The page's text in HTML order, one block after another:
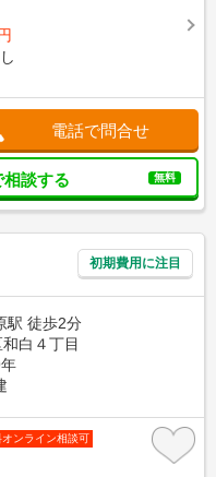
電話で問合せ
談する 無料
初期費用に注目
駅 徒歩2分
白４丁目
オンライン相談可